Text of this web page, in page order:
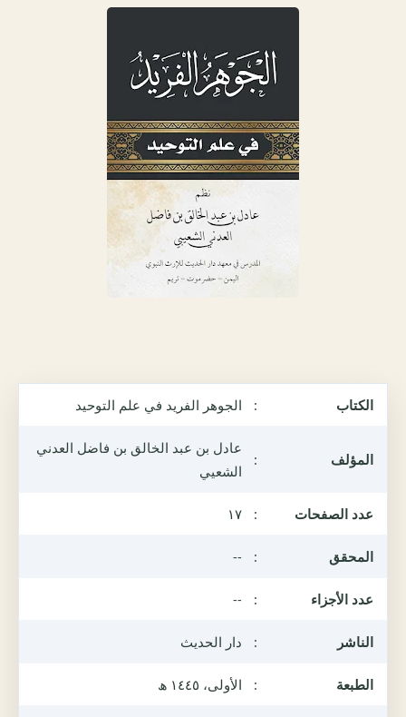
الكتاب : الجوهر الفريد في علم التوحيد
المؤلف :
عادل بن عبد الخالق بن فاضل العدني
الشعيي
عدد الصفحات : ١٧
المحقق :
--
عدد الأجزاء :
--
الناشر : دار الحديث
الطبعة : الأولى، ١٤٤٥ ھ